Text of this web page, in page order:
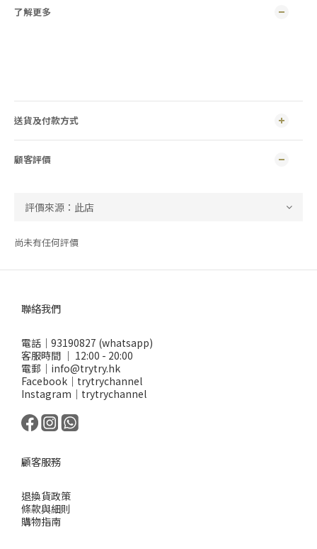
了解更多
送貨及付款方式
顧客評價
尚未有任何評價
聯絡我們
電話｜93190827 (whatsapp)
客服時間 ｜ 12:00 - 20:00
電郵｜info@trytry.hk
Facebook｜trytrychannel
Instagram｜trytrychannel
顧客服務
退換貨政策
條款與細則
購物指南